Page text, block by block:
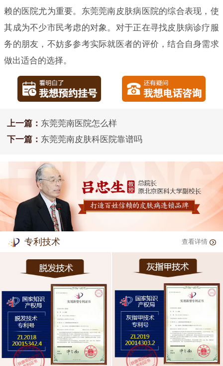
赖的医院尤为重要。东莞莞南皮肤病医院的综合表现，使
其成为不少市民考虑的对象。对于正在寻找皮肤病诊疗服
务的朋友，不妨多参考实际就医者的评价，结合自身需求
做出适合的选择。
上一篇： 东莞莞南医院怎么样
下一篇： 东莞莞南皮肤科医院靠谱吗
专利技术 查看详情